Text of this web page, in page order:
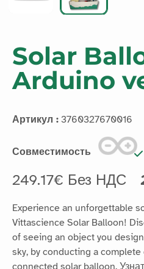
Solar
Arduino
Артикул : 3760327670016
Совместимость
249.17€ Без НДС
Experience an unforgettable
Vittascience Solar Balloon!
of seeing an object you
sky, by conducting a
connected solar balloon.